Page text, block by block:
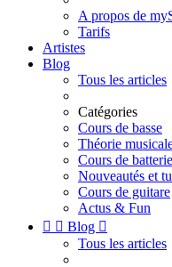
A propos de
Tarifs
Artistes
Blog
Tous les articles
Catégories
Cours de basse
Théorie
Cours de batterie
Nouveautés et
Cours de guitare
Actus & Fun
  Blog 
Tous les articles